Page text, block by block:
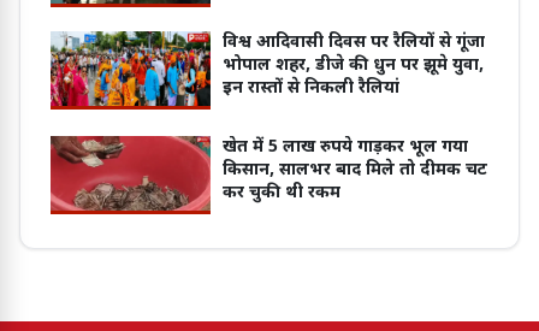
विश्व आदिवासी दिवस पर रैलियों से गूंजा
भोपाल शहर, डीजे की धुन पर झूमे युवा,
इन रास्तों से निकली रैलियां
खेत में 5 लाख रुपये गाड़कर भूल गया
किसान, सालभर बाद मिले तो दीमक चट
कर चुकी थी रकम